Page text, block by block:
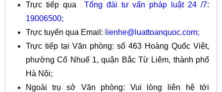
Trực tiếp qua
Tổng đài tư vấn pháp luật 24 /7:
19006500;
Trực tuyến qua Email: lienhe@luattoanquoc.com;
Trực tiếp tại Văn phòng: số 463 Hoàng Quốc Việt,
phường Cổ Nhuế 1, quận Bắc Từ Liêm, thành phố
Hà Nội;
Ngoài trụ sở Văn phòng: Vui lòng liên hệ tới